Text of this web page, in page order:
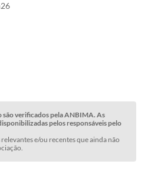
são verificados pela ANBIMA. As
pelos responsáveis pelo
e/ou recentes que ainda não